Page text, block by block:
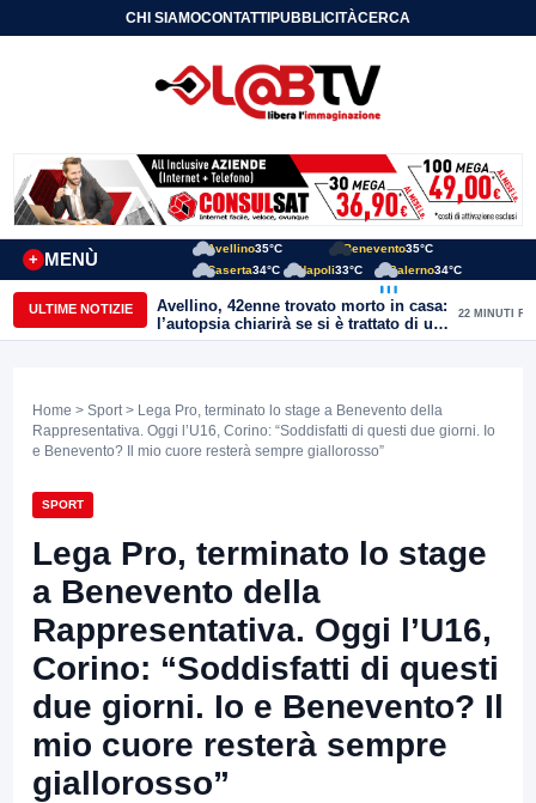
CHI SIAMOCONTATTIPUBBLICITÀCERCA
MENÙ
+
Avellino35°C Benevento35°C
Caserta34°C Napoli33°C Salerno34°C
ULTIME NOTIZIE
Avellino, 42enne trovato morto in casa:
l’autopsia chiarirà se si è trattato di un
malore o di un’aggressione
22 MINUTI FA
Home > Sport > Lega Pro, terminato lo stage a Benevento della
Rappresentativa. Oggi l’U16, Corino: “Soddisfatti di questi due giorni. Io
e Benevento? Il mio cuore resterà sempre giallorosso”
SPORT
Lega Pro, terminato lo stage
a Benevento della
Rappresentativa. Oggi l’U16,
Corino: “Soddisfatti di questi
due giorni. Io e Benevento? Il
mio cuore resterà sempre
giallorosso”